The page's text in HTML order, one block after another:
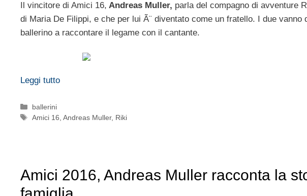
Il vincitore di Amici 16, Andreas Muller, parla del compagno di avventure
di Maria De Filippi, e che per lui Ã¨ diventato come un fratello. I due vanno
ballerino a raccontare il legame con il cantante.
Leggi tutto
Categorie
ballerini
Tag
Amici 16 ,Andreas Muller, Riki
Amici 2016, Andreas Muller racconta la